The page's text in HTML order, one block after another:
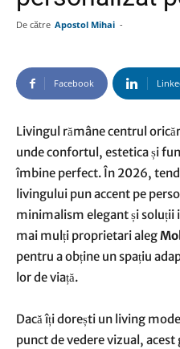
De către Apostol Mihai -
Facebook
Livingul rămâne centrul
unde confortul, estetica și
îmbine perfect. În 2026,
livingului pun accent pe
minimalism elegant și soluții
mai mulți proprietari aleg
pentru a obține un spațiu
lor de viață.
Dacă îți dorești un living
punct de vedere vizual,